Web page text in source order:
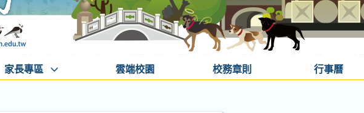
家長專區 雲端校園 校務章則 行事曆